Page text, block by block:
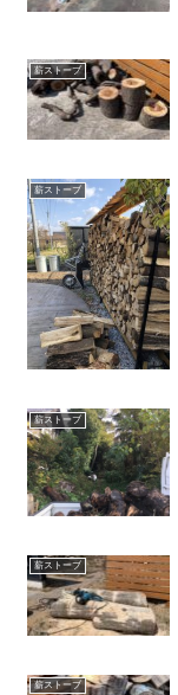
薪ストーブ
薪ストーブ
薪ストーブ
薪ストーブ
薪ストーブ